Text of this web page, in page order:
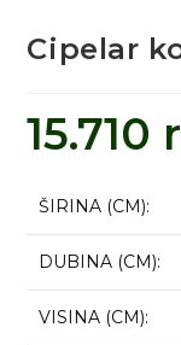
Cipelar
15.710
ŠIRINA (CM):
DUBINA (CM):
VISINA (CM):